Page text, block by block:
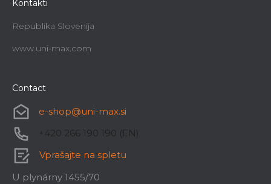
Kontakti
Republika Slovenija
www.uni-max.com
Contact
e-shop@uni-max.si
+420 266 190 190 (EN)
Vprašajte na spletu
U plynárny 1455/70